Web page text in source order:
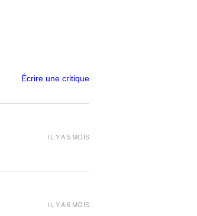
Écrire une critique
IL Y A 5 MOIS
IL Y A 6 MOIS